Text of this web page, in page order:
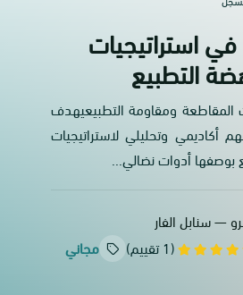
استراتيجيات
التطبيع
ومقاومة التطبيعيهدف
أكاديمي وتحليلي لاستراتيجيات
بوصفها أدوات نضالي...
— سنابل الفار
(1 تقييم) مجاني